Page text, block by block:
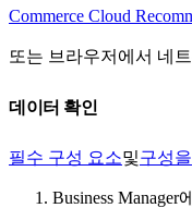
Commerce Cloud
또는 브라우저에서 네
데이터 확인
필수 구성 요소및구성을
Business